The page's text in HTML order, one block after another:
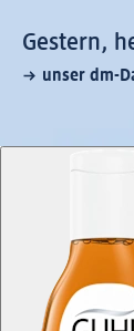
Gestern,
unser dm-